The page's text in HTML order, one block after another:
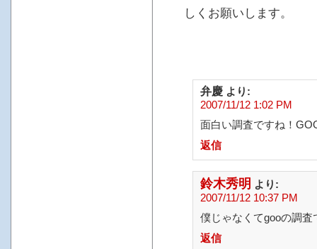
しくお願いします。
弁慶 より:
2007/11/12 1:02 PM
面白い調査ですね！
返信
鈴木秀明 より:
2007/11/12 10:37 PM
僕じゃなくてgooの調査
返信